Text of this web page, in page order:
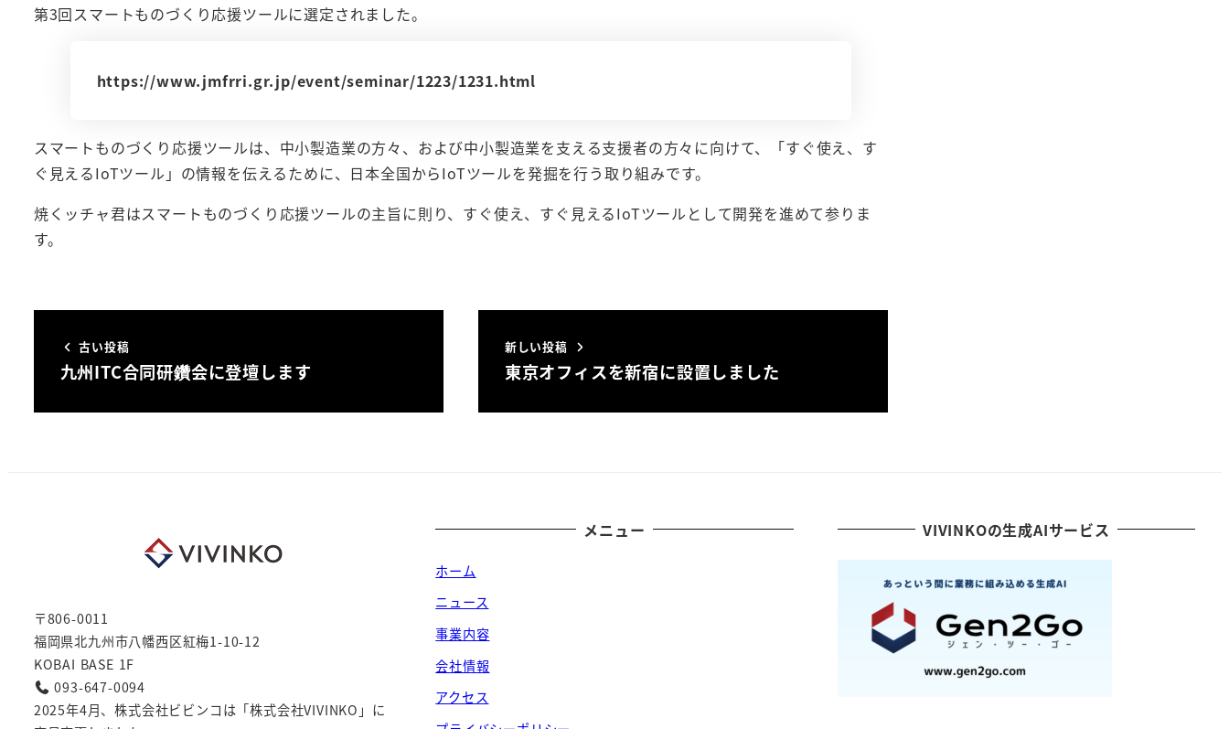
第3回スマートものづくり応援ツールに選定されました。
https://www.jmfrri.gr.jp/event/seminar/1223/1231.html
スマートものづくり応援ツールは、中小製造業の方々、および中小製造業を支える支援者の方々に向けて、「すぐ使え、す
ぐ見えるIoTツール」の情報を伝えるために、日本全国からIoTツールを発掘を行う取り組みです。
焼くッチャ君はスマートものづくり応援ツールの主旨に則り、すぐ使え、すぐ見えるIoTツールとして開発を進めて参りま
す。
古い投稿
九州ITC合同研鑽会に登壇します
新しい投稿
東京オフィスを新宿に設置しました
〒806-0011
福岡県北九州市八幡西区紅梅1-10-12
KOBAI BASE 1F
093-647-0094
2025年4月、株式会社ビビンコは「株式会社VIVINKO」に
メニュー
ホーム
ニュース
事業内容
会社情報
アクセス
VIVINKOの生成AIサービス